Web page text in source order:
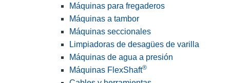
Máquinas para fregaderos
Máquinas a tambor
Máquinas seccionales
Limpiadoras de desagües de varilla
Máquinas de agua a presión
Máquinas FlexShaft®